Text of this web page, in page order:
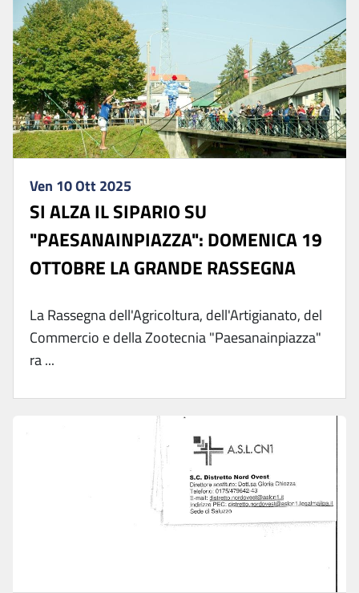
Ven 10 Ott 2025
SI ALZA IL SIPARIO SU
"PAESANAINPIAZZA": DOMENICA 19
OTTOBRE LA GRANDE RASSEGNA
La Rassegna dell'Agricoltura, dell'Artigianato, del
Commercio e della Zootecnia "Paesanainpiazza"
ra ...